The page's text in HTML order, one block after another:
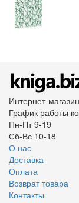
Интернет-
График работы
Пн-Пт 9-19
Сб-Вс 10-18
О нас
Доставка
Оплата
Возврат товара
Контакты